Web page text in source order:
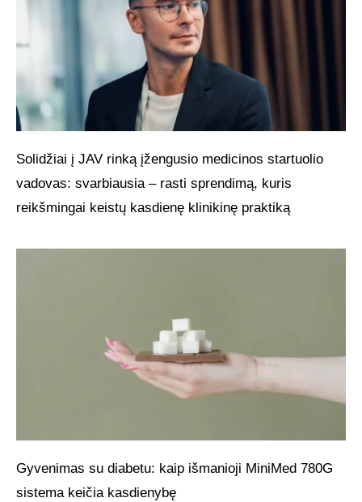
Solidžiai į JAV rinką įžengusio medicinos startuolio
vadovas: svarbiausia – rasti sprendimą, kuris
reikšmingai keistų kasdienę klinikinę praktiką
Gyvenimas su diabetu: kaip išmanioji MiniMed 780G
sistema keičia kasdienybę